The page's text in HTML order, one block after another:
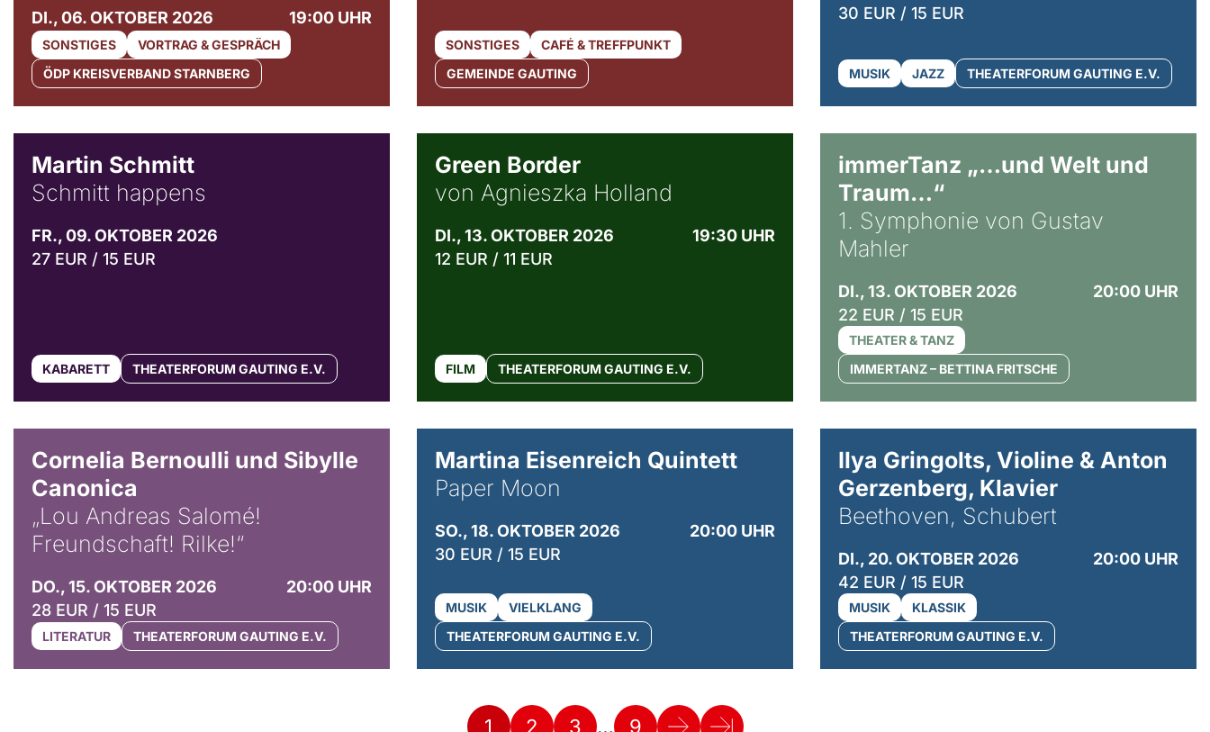
DI., 06. OKTOBER 2026 19:00 UHR
SONSTIGES
VORTRAG & GESPRÄCH
ÖDP KREISVERBAND STARNBERG
SONSTIGES
CAFÉ & TREFFPUNKT
GEMEINDE GAUTING
30 EUR / 15 EUR
MUSIK JAZZ THEATERFORUM GAUTING E.V.
Martin Schmitt
Schmitt happens
FR., 09. OKTOBER 2026
27 EUR / 15 EUR
KABARETT THEATERFORUM GAUTING E.V.
Green Border
von Agnieszka Holland
DI., 13. OKTOBER 2026
19:30 UHR
12 EUR / 11 EUR
FILM THEATERFORUM GAUTING E.V.
immerTanz „…und Welt und
Traum…“
1. Symphonie von Gustav
Mahler
DI., 13. OKTOBER 2026
20:00 UHR
22 EUR / 15 EUR
THEATER & TANZ
IMMERTANZ – BETTINA FRITSCHE
Cornelia Bernoulli und Sibylle
Canonica
„Lou Andreas Salomé!
Freundschaft! Rilke!“
DO., 15. OKTOBER 2026
20:00 UHR
28 EUR / 15 EUR
LITERATUR THEATERFORUM GAUTING E.V.
Martina Eisenreich Quintett
Paper Moon
SO., 18. OKTOBER 2026
20:00 UHR
30 EUR / 15 EUR
MUSIK
VIELKLANG
THEATERFORUM GAUTING E.V.
Ilya Gringolts, Violine & Anton
Gerzenberg, Klavier
Beethoven, Schubert
DI., 20. OKTOBER 2026
20:00 UHR
42 EUR / 15 EUR
MUSIK
KLASSIK
THEATERFORUM GAUTING E.V.
1 2 3 … 9